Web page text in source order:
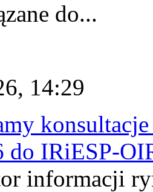
do...
14:29
do IRiESP-
informacji